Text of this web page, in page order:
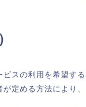
ビスの利用を希望す
が定める方法により